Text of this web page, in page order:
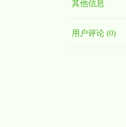
其他信息
用户评论 (0)